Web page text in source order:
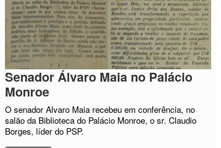
Senador Álvaro Maia no Palácio
Monroe
O senador Alvaro Maia recebeu em conferência, no
salão da Biblioteca do Palácio Monroe, o sr. Claudio
Borges, líder do PSP.